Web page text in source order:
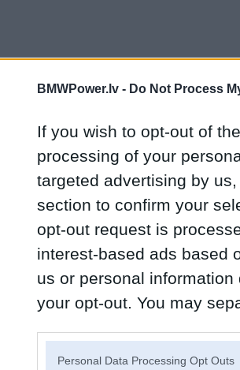
BMWPower.lv - Do Not Process
If you wish to opt-out of
processing of your
targeted advertising by
section to confirm your
opt-out request is
interest-based ads based
us or personal
your opt-out. You may
Personal Data Processing Opt Outs